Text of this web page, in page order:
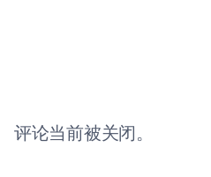
评论当前被关闭。